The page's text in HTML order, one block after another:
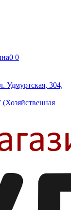
0 0
Удмуртская, 304,